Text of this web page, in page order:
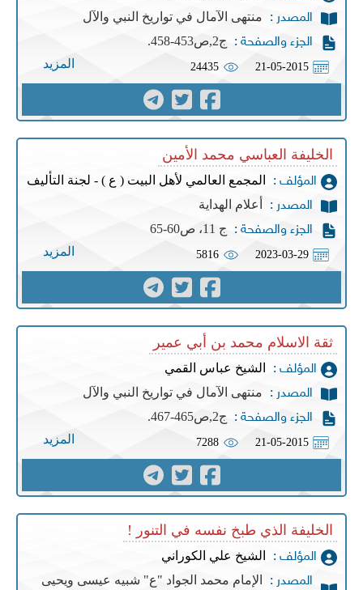
المصدر : منتهى الآمال في تواريخ النبي والآل
الجزء والصفحة : ج2,ص453-458.
21-05-2015
24435 المزيد
الخليفة العباسي محمد الأمين
المؤلف : المجمع العالمي لأهل البيت ( ع ) - لجنة التأليف
المصدر : أعلام الهداية
الجزء والصفحة : ج 11، ص60-65
2023-03-29
5816 المزيد
ثقة الاسلام محمد بن أبي عمير
المؤلف : الشيخ عباس القمي
المصدر : منتهى الآمال في تواريخ النبي والآل
الجزء والصفحة : ج2,ص465-467.
21-05-2015
7288 المزيد
الخليفة الذي طبخ نفسه في التنور !
المؤلف : الشيخ علي الكوراني
المصدر :
الإمام محمد الجواد "ع" شبيه عيسى ويحيى